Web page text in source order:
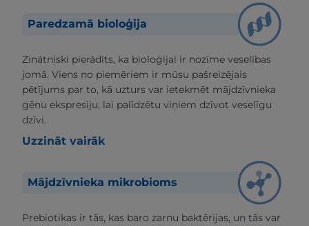
Paredzamā bioloģija
Zinātniski pierādīts, ka bioloģijai ir nozīme veselības
jomā. Viens no piemēriem ir mūsu pašreizējais
pētījums par to, kā uzturs var ietekmēt mājdzīvnieka
gēnu ekspresiju, lai palīdzētu viņiem dzīvot veselīgu
dzīvi.
Uzzināt vairāk
Mājdzīvnieka mikrobioms
Prebiotikas ir tās, kas baro zarnu baktērijas, un tās var